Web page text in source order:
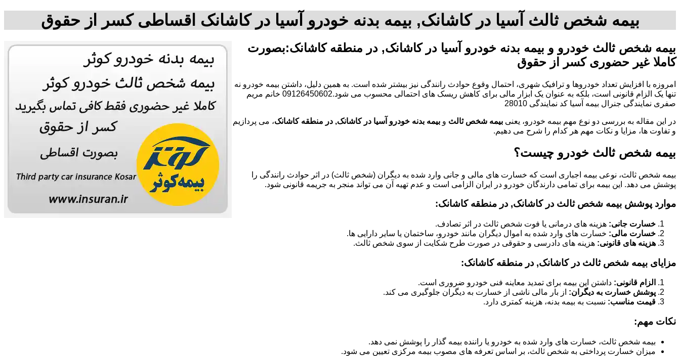
بیمه شخص ثالث آسیا در کاشانک, بیمه بدنه خودرو آسیا در کاشانک اقساطی کسر از حقوق
بیمه شخص ثالث خودرو و بیمه بدنه خودرو آسیا در کاشانک, در منطقه کاشانک:بصورت
کاملا غیر حضوری کسر از حقوق
امروزه با افزایش تعداد خودروها و ترافیک شهری، احتمال وقوع حوادث رانندگی نیز بیشتر شده است. به همین دلیل، داشتن بیمه خودرو نه
تنها یک الزام قانونی است، بلکه به عنوان یک ابزار مالی برای کاهش ریسک های احتمالی محسوب می شود.09126450602 خانم مریم
صفری نمایندگی جنرال بیمه آسیا کد نمایندگی 28010
در این مقاله به بررسی دو نوع مهم بیمه خودرو، یعنی بیمه شخص ثالث و بیمه بدنه خودرو آسیا در کاشانک, در منطقه کاشانک، می پردازیم
و تفاوت ها، مزایا و نکات مهم هر کدام را شرح می دهیم.
بیمه شخص ثالث خودرو چیست؟
بیمه شخص ثالث، نوعی بیمه اجباری است که خسارت های مالی و جانی وارد شده به دیگران (شخص ثالث) در اثر حوادث رانندگی را
پوشش می دهد. این بیمه برای تمامی دارندگان خودرو در ایران الزامی است و عدم تهیه آن می تواند منجر به جریمه قانونی شود.
موارد پوشش بیمه شخص ثالث در کاشانک, در منطقه کاشانک:
خسارت جانی: هزینه های درمانی یا فوت شخص ثالث در اثر تصادف.
خسارت مالی: خسارت های وارد شده به اموال دیگران مانند خودرو، ساختمان یا سایر دارایی ها.
هزینه های قانونی: هزینه های دادرسی و حقوقی در صورت طرح شکایت از سوی شخص ثالث.
مزایای بیمه شخص ثالث در کاشانک, در منطقه کاشانک:
الزام قانونی: داشتن این بیمه برای تمدید معاینه فنی خودرو ضروری است.
پوشش خسارت به دیگران: از بار مالی ناشی از خسارت به دیگران جلوگیری می کند.
قیمت مناسب: نسبت به بیمه بدنه، هزینه کمتری دارد.
نکات مهم:
بیمه شخص ثالث، خسارت های وارد شده به خودرو یا راننده بیمه گذار را پوشش نمی دهد.
میزان خسارت پرداختی به شخص ثالث، بر اساس تعرفه های مصوب بیمه مرکزی تعیین می شود.